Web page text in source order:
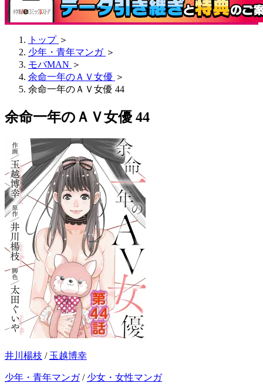
トップ ＞
少年・青年マンガ ＞
モバMAN ＞
余命一年のＡＶ女優 ＞
余命一年のＡＶ女優 44
余命一年のＡＶ女優 44
井川楊枝 / 玉越博幸
少年・青年マンガ/ 少女・女性マンガ